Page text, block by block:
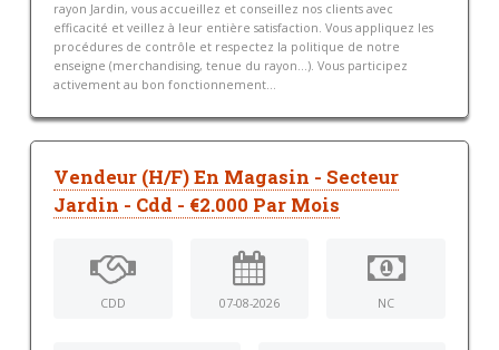
rayon Jardin, vous accueillez et conseillez nos clients avec
efficacité et veillez à leur entière satisfaction. Vous appliquez les
procédures de contrôle et respectez la politique de notre
enseigne (merchandising, tenue du rayon...). Vous participez
activement au bon fonctionnement...
Vendeur (H/F) En Magasin - Secteur
Jardin - Cdd - €2.000 Par Mois
CDD 07-08-2026 NC